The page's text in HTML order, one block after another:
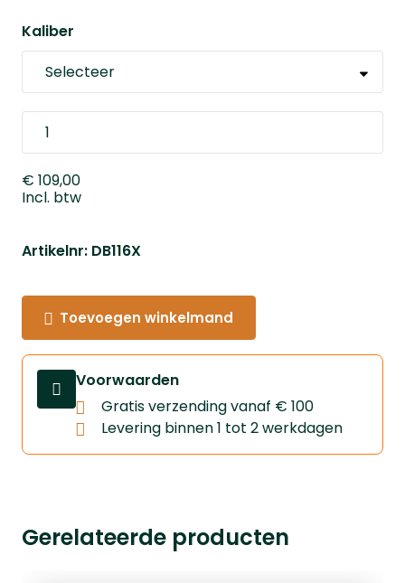
Kaliber
€ 109,00
Incl. btw
Artikelnr: DB116X
Toevoegen winkelmand
Voorwaarden
Gratis verzending vanaf € 100
Levering binnen 1 tot 2 werkdagen
Gerelateerde producten